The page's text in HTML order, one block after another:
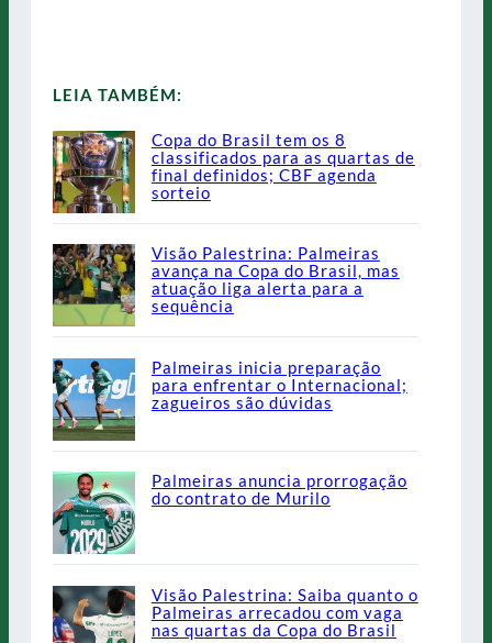
LEIA TAMBÉM:
Copa do Brasil tem os 8
classificados para as quartas de
final definidos; CBF agenda
sorteio
Visão Palestrina: Palmeiras
avança na Copa do Brasil, mas
atuação liga alerta para a
sequência
Palmeiras inicia preparação
para enfrentar o Internacional;
zagueiros são dúvidas
Palmeiras anuncia prorrogação
do contrato de Murilo
Visão Palestrina: Saiba quanto o
Palmeiras arrecadou com vaga
nas quartas da Copa do Brasil